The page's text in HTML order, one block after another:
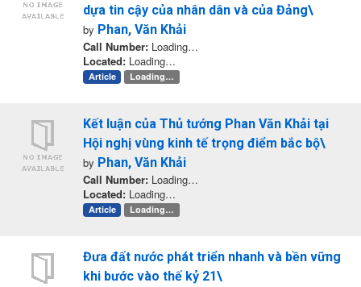
dựa tin cậy của nhân dân và của Đảng\
by Phan, Văn Khải
Call Number: Loading…
Located: Loading…
Article Loading…
Kết luận của Thủ tướng Phan Văn Khải tại
Hội nghị vùng kinh tế trọng điểm bắc bộ\
by Phan, Văn Khải
Call Number: Loading…
Located: Loading…
Article Loading…
Đưa đất nước phát triển nhanh và bền vững
khi bước vào thế kỷ 21\